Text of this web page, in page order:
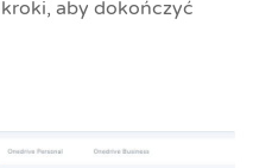
aby dokończyć